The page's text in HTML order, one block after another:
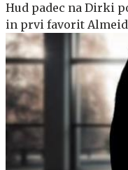
Hud padec na Dirki
in prvi favorit